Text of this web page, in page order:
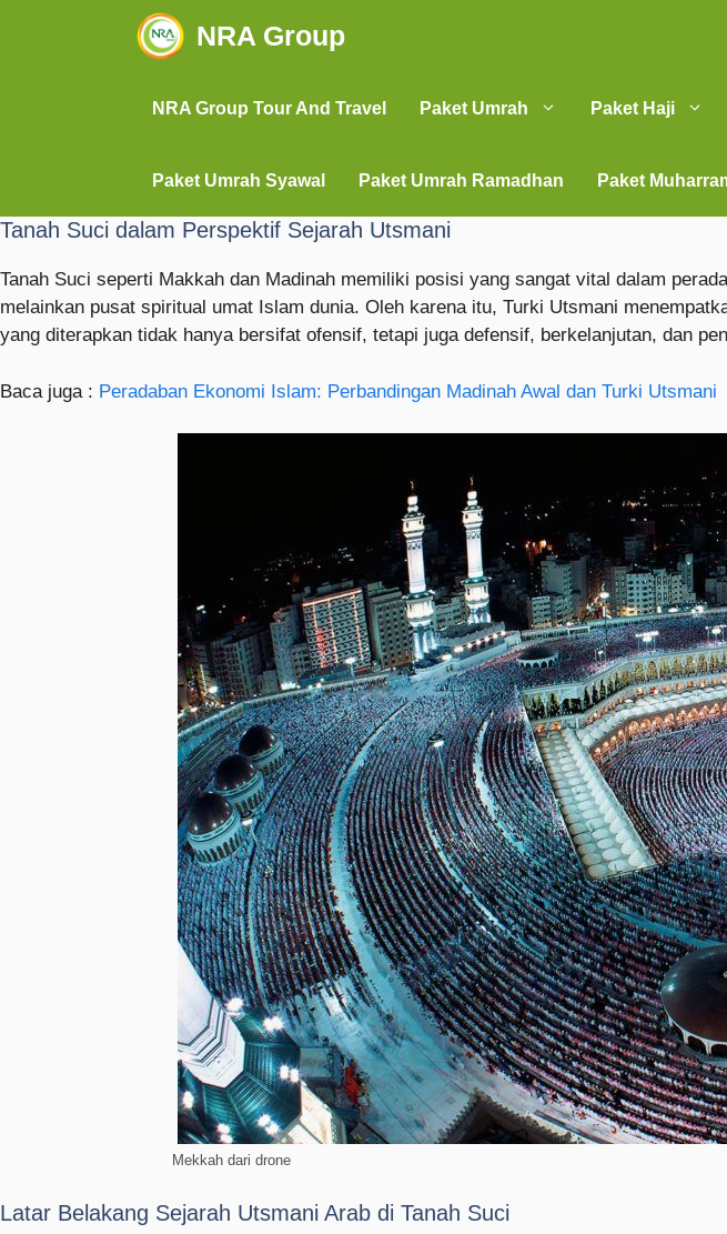
NRA Group
NRA Group Tour And Travel Paket Umrah Paket Haji
Paket Umrah Syawal Paket Umrah Ramadhan Paket
Tanah Suci dalam Perspektif Sejarah Utsmani
Tanah Suci seperti Makkah dan Madinah memiliki posisi yang sangat vital dalam
melainkan pusat spiritual umat Islam dunia. Oleh karena itu, Turki Utsmani
yang diterapkan tidak hanya bersifat ofensif, tetapi juga defensif, berkelanjutan, dan
Baca juga : Peradaban Ekonomi Islam: Perbandingan Madinah Awal dan Turki Utsmani
Mekkah dari drone
Latar Belakang Sejarah Utsmani Arab di Tanah Suci